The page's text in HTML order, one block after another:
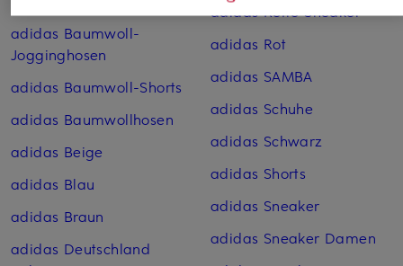
adidas Baumwoll-
Jogginghosen
adidas Baumwoll-Shorts
adidas Baumwoll­hosen
adidas Beige
adidas Blau
adidas Braun
adidas Deutschland
adidas Retro Sneaker
adidas Rot
adidas SAMBA
adidas Schuhe
adidas Schwarz
adidas Shorts
adidas Sneaker
adidas Sneaker Damen